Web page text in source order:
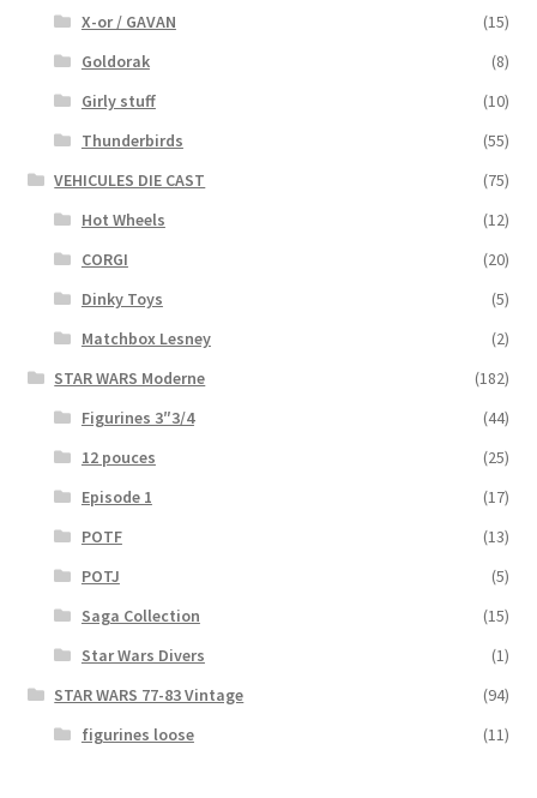
X-or / GAVAN
(15)
Goldorak
(8)
Girly stuff
(10)
Thunderbirds
(55)
VEHICULES DIE CAST
(75)
Hot Wheels
(12)
CORGI
(20)
Dinky Toys
(5)
Matchbox Lesney
(2)
STAR WARS Moderne
(182)
Figurines 3″3/4
(44)
12 pouces
(25)
Episode 1
(17)
POTF
(13)
POTJ
(5)
Saga Collection
(15)
Star Wars Divers
(1)
STAR WARS 77-83 Vintage
(94)
figurines loose
(11)